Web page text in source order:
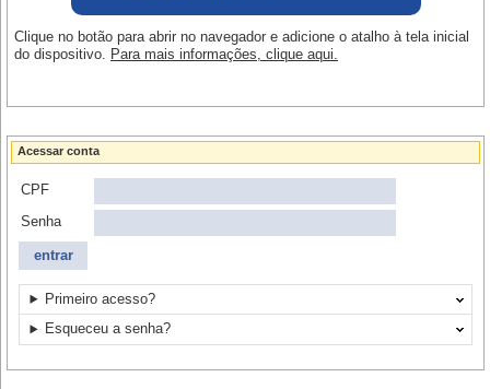
Clique no botão para abrir no navegador e adicione o atalho à tela inicial
do dispositivo. Para mais informações, clique aqui.
Acessar conta
CPF
Senha
Primeiro acesso?
Esqueceu a senha?